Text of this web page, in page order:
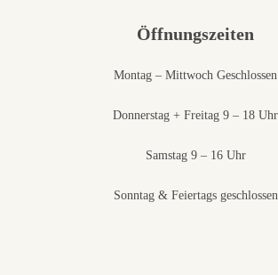
Öffnungszeiten
Montag – Mittwoch Geschlossen
Donnerstag + Freitag 9 – 18 Uhr
Samstag 9 – 16 Uhr
Sonntag & Feiertags geschlossen